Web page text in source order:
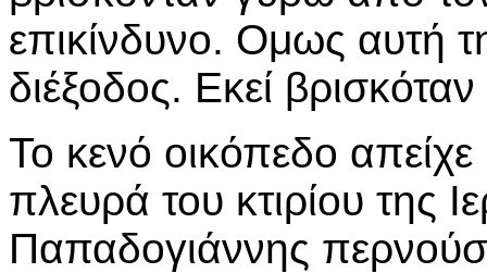
επικίνδυνο. Ομως αυτή
διέξοδος. Εκεί
Το κενό οικόπεδο
πλευρά του κτιρίου της
Παπαδογιάννης